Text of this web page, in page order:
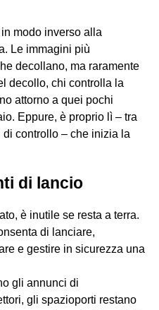
modo inverso alla
Le immagini più
decollano, ma raramente
decollo, chi controlla la
attorno a quei pochi
Eppure, è proprio lì – tra
di controllo – che inizia la
di lancio
è inutile se resta a terra.
di lanciare,
e gestire in sicurezza una
gli annunci di
gli spazioporti restano